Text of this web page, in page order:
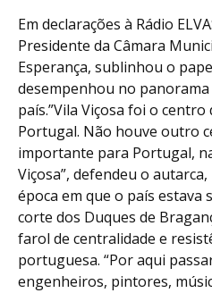
Em declarações à Rádio
Presidente da Câmara
Esperança, sublinhou o
desempenhou no
país.”Vila Viçosa foi o centro
Portugal. Não houve outro
importante para Portugal,
Viçosa”, defendeu o
época em que o país estava
corte dos Duques de
farol de centralidade e
portuguesa. “Por aqui
engenheiros, pintores,